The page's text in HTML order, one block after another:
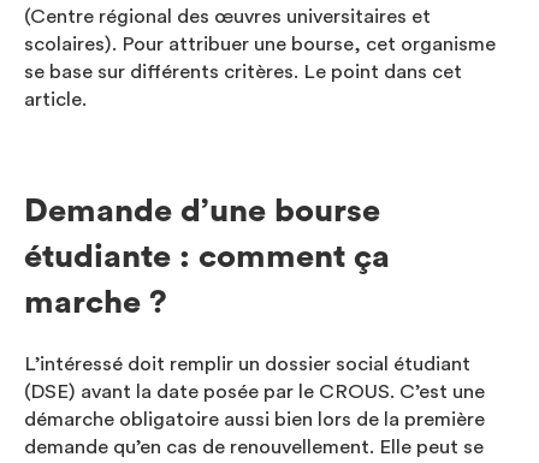
(Centre régional des œuvres universitaires et
scolaires). Pour attribuer une bourse, cet organisme
se base sur différents critères. Le point dans cet
article.
Demande d’une bourse
étudiante : comment ça
marche ?
L’intéressé doit remplir un dossier social étudiant
(DSE) avant la date posée par le CROUS. C’est une
démarche obligatoire aussi bien lors de la première
demande qu’en cas de renouvellement. Elle peut se